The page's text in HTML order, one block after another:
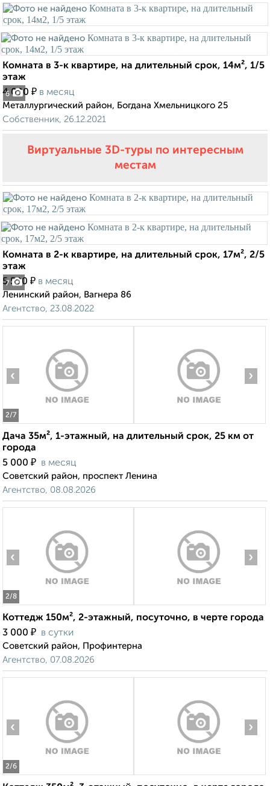
6
Комната в 3-к квартире, на длительный срок, 14м², 1/5
этаж
4 000 ₽ в месяц
Металлургический район, Богдана Хмельницкого 25
Собственник, 26.12.2021
Виртуальные 3D-туры по интересным
местам
7
Комната в 2-к квартире, на длительный срок, 17м², 2/5
этаж
5 500 ₽ в месяц
Ленинский район, Вагнера 86
Агентство, 23.08.2022
2/7
‹ ›
Дача 35м², 1-этажный, на длительный срок, 25 км от
города
5 000 ₽ в месяц
Советский район, проспект Ленина
Агентство, 08.08.2026
2/8
‹ ›
Коттедж 150м², 2-этажный, посуточно, в черте города
3 000 ₽ в сутки
Советский район, Профинтерна
Агентство, 07.08.2026
2/6
‹ ›